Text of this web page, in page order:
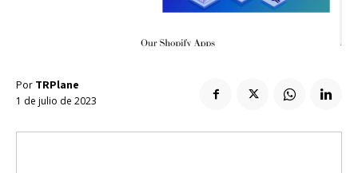
Suscribir
Contacto
Por TRPlane
1 de julio de 2023